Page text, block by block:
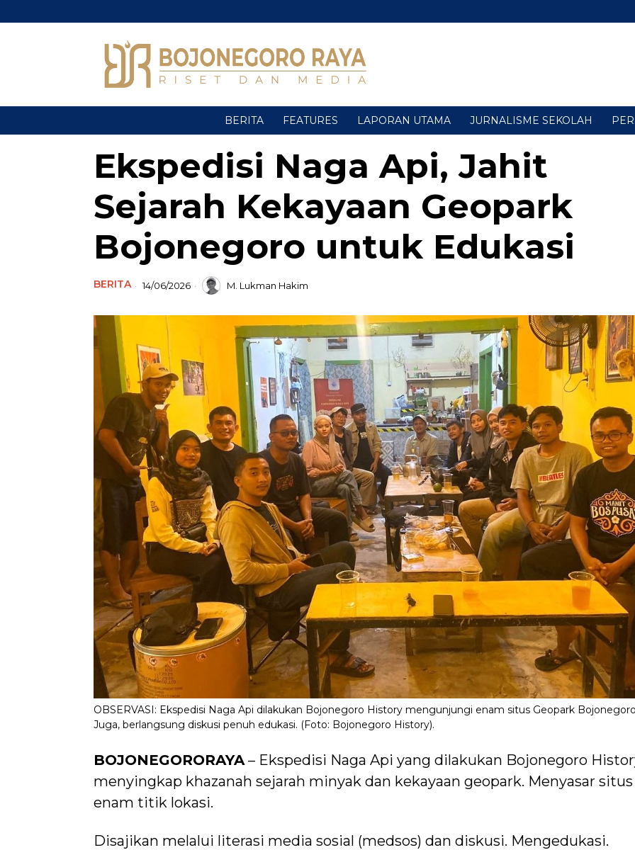
BERITA FEATURES LAPORAN UTAMA JURNALISME SEKOLAH
Ekspedisi Naga Api, Jahit
Sejarah Kekayaan Geopark
Bojonegoro untuk Edukasi
BERITA 14/06/2026 M. Lukman Hakim
OBSERVASI: Ekspedisi Naga Api dilakukan Bojonegoro History mengunjungi enam situs Geopark
Juga, berlangsung diskusi penuh edukasi. (Foto: Bojonegoro History).
BOJONEGORORAYA– Ekspedisi Naga Api yang dilakukan Bojonegoro
menyingkap khazanah sejarah minyak dan kekayaan geopark. Menyasar
enam titik lokasi.
Disajikan melalui literasi media sosial (medsos) dan diskusi. Mengedukasi.